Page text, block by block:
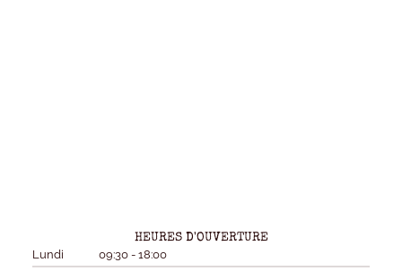
HEURES D'OUVERTURE
Lundi
09:30 - 18:00